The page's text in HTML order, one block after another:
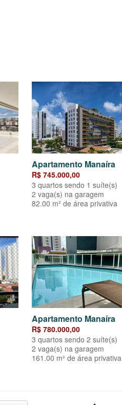
Apartamento Manaíra
R$ 745.000,00
3 quartos sendo 1 suíte(s)
2 vaga(s) na garagem
82.00 m² de área privativa
Apartamento Manaíra
R$ 780.000,00
3 quartos sendo 2 suíte(s)
2 vaga(s) na garagem
161.00 m² de área privativa